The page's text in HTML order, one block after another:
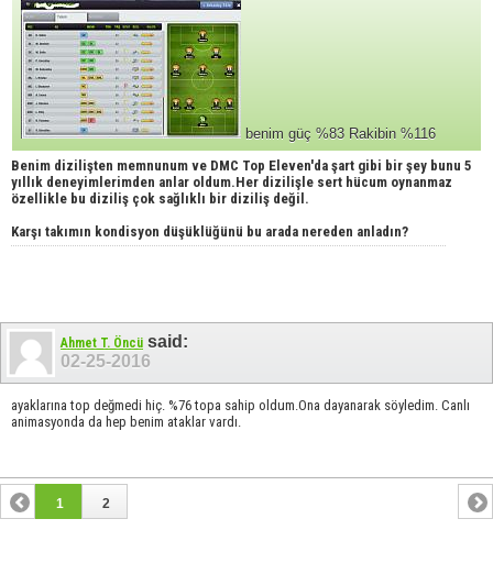
benim güç %83 Rakibin %116
Benim dizilişten memnunum ve DMC Top Eleven'da şart gibi bir şey bunu 5
yıllık deneyimlerimden anlar oldum.Her dizilişle sert hücum oynanmaz
özellikle bu diziliş çok sağlıklı bir diziliş değil.
Karşı takımın kondisyon düşüklüğünü bu arada nereden anladın?
Ahmet T. Öncü said:
02-25-2016
ayaklarına top değmedi hiç. %76 topa sahip oldum.Ona dayanarak söyledim. Canlı
animasyonda da hep benim ataklar vardı.
1 2